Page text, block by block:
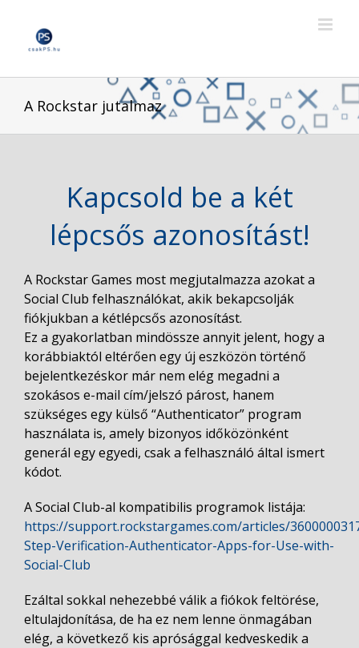
content
A Rockstar jutalmaz
Kapcsold be a két
lépcsős azonosítást!
A Rockstar Games most megjutalmazza azokat a
Social Club felhasználókat, akik bekapcsolják
fiókjukban a kétlépcsős azonosítást.
Ez a gyakorlatban mindössze annyit jelent, hogy a
korábbiaktól eltérően egy új eszközön történő
bejelentkezéskor már nem elég megadni a
szokásos e-mail cím/jelszó párost, hanem
szükséges egy külső “Authenticator” program
használata is, amely bizonyos időközönként
generál egy egyedi, csak a felhasználó által ismert
kódot.
A Social Club-al kompatibilis programok listája:
https://support.rockstargames.com/articles/
Step-Verification-Authenticator-Apps-for-Use-with-
Social-Club
Ezáltal sokkal nehezebbé válik a fiókok feltörése,
eltulajdonítása, de ha ez nem lenne önmagában
elég, a következő kis aprósággal kedveskedik a